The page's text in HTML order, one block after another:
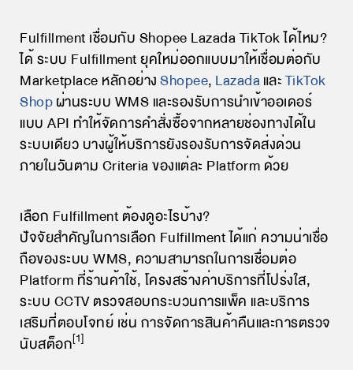
Fulfillment เชื่อมกับ Shopee Lazada TikTok ได้ไหม?
ได้ ระบบ Fulfillment ยุคใหม่ออกแบบมาให้เชื่อมต่อกับ
Marketplace หลักอย่างShopee,LazadaและTikTok
Shopผ่านระบบ WMS และรองรับการนำเข้าออเดอร์
แบบ API ทำให้จัดการคำสั่งซื้อจากหลายช่องทางได้ใน
ระบบเดียว บางผู้ให้บริการยังรองรับการจัดส่งด่วน
ภายในวันตาม Criteria ของแต่ละ Platform ด้วย
เลือก Fulfillment ต้องดูอะไรบ้าง?
ปัจจัยสำคัญในการเลือก Fulfillment ได้แก่ ความน่าเชื่อ
ถือของระบบ WMS, ความสามารถในการเชื่อมต่อ
Platform ที่ร้านค้าใช้, โครงสร้างค่าบริการที่โปร่งใส,
ระบบ CCTV ตรวจสอบกระบวนการแพ็ค และบริการ
เสริมที่ตอบโจทย์ เช่น การจัดการสินค้าคืนและการตรวจ
นับสต็อก[1]